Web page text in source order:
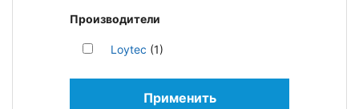
Производители
Loytec (1)
Применить